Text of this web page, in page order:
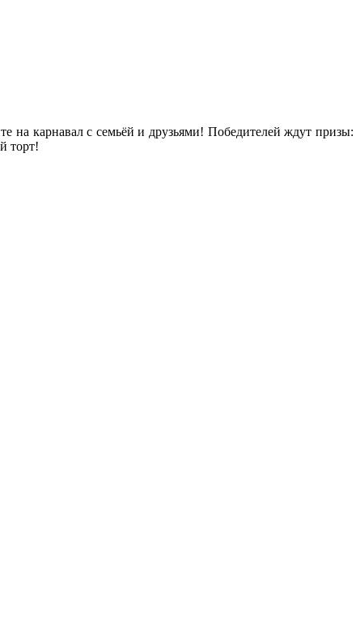
на карнавал с семьёй и друзьями! Победителей ждут призы:
торт!